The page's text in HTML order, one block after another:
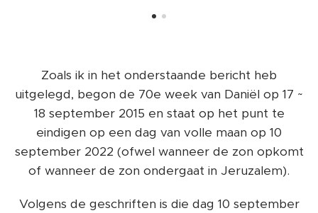
Zoals ik in het onderstaande bericht heb
uitgelegd, begon de 70e week van Daniël op 17 ~
18 september 2015 en staat op het punt te
eindigen op een dag van volle maan op 10
september 2022 (ofwel wanneer de zon opkomt
of wanneer de zon ondergaat in Jeruzalem).
Volgens de geschriften is die dag 10 september